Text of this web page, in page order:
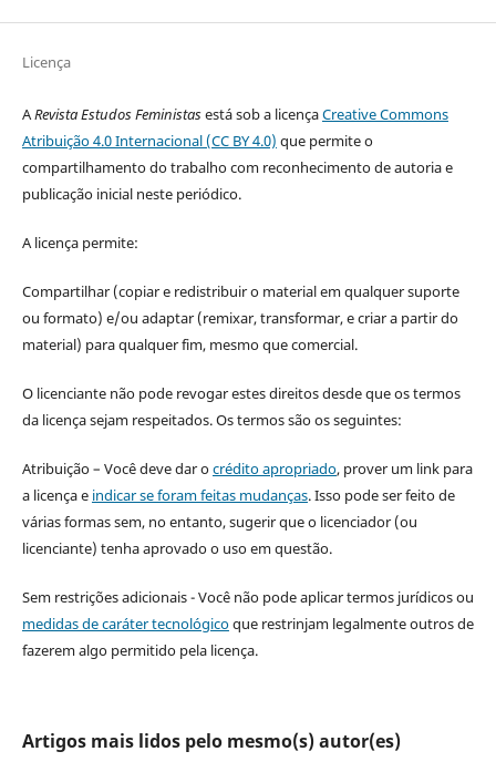
Licença
ARevista Estudos Feministasestá sob a licençaCreative Commons
Atribuição 4.0 Internacional (CC BY 4.0) que permite o
compartilhamento do trabalho com reconhecimento de autoria e
publicação inicial neste periódico.
A licença permite:
Compartilhar (copiar e redistribuir o material em qualquer suporte
ou formato) e/ou adaptar (remixar, transformar, e criar a partir do
material) para qualquer fim, mesmo que comercial.
O licenciante não pode revogar estes direitos desde que os termos
da licença sejam respeitados. Os termos são os seguintes:
Atribuição – Você deve dar ocrédito apropriado, prover um link para
a licença e indicar se foram feitas mudanças. Isso pode ser feito de
várias formas sem, no entanto, sugerir que o licenciador (ou
licenciante) tenha aprovado o uso em questão.
Sem restrições adicionais - Você não pode aplicar termos jurídicos ou
medidas de caráter tecnológicoque restrinjam legalmente outros de
fazerem algo permitido pela licença.
Artigos mais lidos pelo mesmo(s) autor(es)